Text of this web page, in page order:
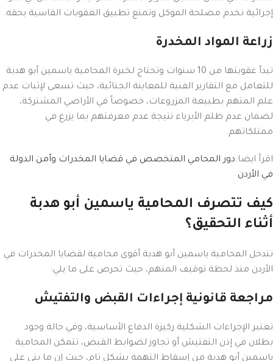
إجرائية تخدم مصلحة الموكل وتمنع تطبيق العقوبات القاسية بحقه.
زراعة المواد المخدرة
تبدأ عقوبتها من 10 سنوات وتحتاج لخبرة المحامية ياسمين أبو هدبة
للتعامل مع التقارير الفنية للمعاينة الجنائية، حيث تسعى لإثبات عدم
علم المتهم بطبيعة المزروعات، خصوصاً في الأراضي المشتركة،
لضمان عدم ظلم الأبرياء نتيجة عدم معرفتهم بما يزرع في
ممتلكاتهم.
اقرأ ايضا:دور المحامي المتخصص في قضايا المخدرات وأمن الدولة
في الأردن
كيف تتصرف المحامية ياسمين أبو هدبة
أثناء التحقيق؟
تتدخل المحامية ياسمين أبو هدبة أقوى محامية لقضايا المخدرات في
الأردن منذ لحظة توقيف المتهم، حيث تحرص على ما يلي:
مراجعة قانونية إجراءات القبض والتفتيش
تعتبر الإجراءات الشكلية ركيزة الدفاع الأساسية، وفي حالة وجود
بطلان في إذن التفتيش أو تجاوز لضوابط القبض، تتمكن المحامية
ياسمين أبو هدبة من إسقاط التهمة بشكل تام، حيث إن ما بني على